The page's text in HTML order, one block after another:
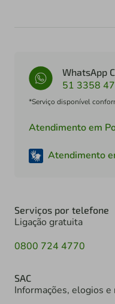
WhatsApp
51 3358
*Serviço disponível
Atendimento em
Atendimento
Serviços por telefone
Ligação gratuita
0800 724 4770
SAC
Informações, elogios e